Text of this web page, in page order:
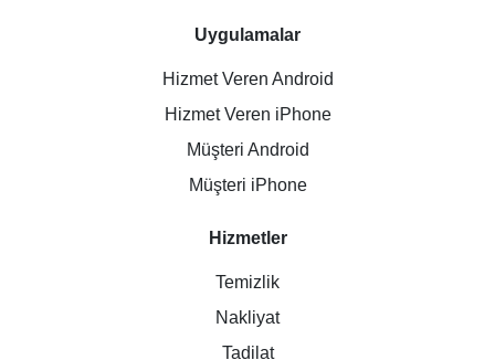
Uygulamalar
Hizmet Veren Android
Hizmet Veren iPhone
Müşteri Android
Müşteri iPhone
Hizmetler
Temizlik
Nakliyat
Tadilat